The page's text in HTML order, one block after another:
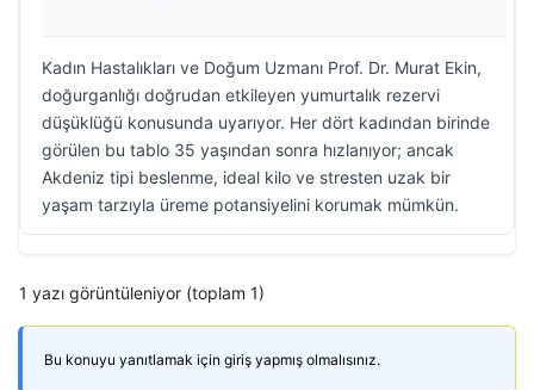
Kadın Hastalıkları ve Doğum Uzmanı Prof. Dr. Murat Ekin,
doğurganlığı doğrudan etkileyen yumurtalık rezervi
düşüklüğü konusunda uyarıyor. Her dört kadından birinde
görülen bu tablo 35 yaşından sonra hızlanıyor; ancak
Akdeniz tipi beslenme, ideal kilo ve stresten uzak bir
yaşam tarzıyla üreme potansiyelini korumak mümkün.
1 yazı görüntüleniyor (toplam 1)
Bu konuyu yanıtlamak için giriş yapmış olmalısınız.